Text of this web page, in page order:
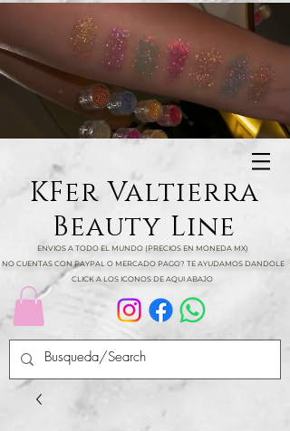
KFer Valtierra
Beauty Line
ENVIOS A TODO EL MUNDO (PRECIOS EN MONEDA MX)
NO CUENTAS CON PAYPAL O MERCADO PAGO? TE AYUDAMOS DANDOLE
CLICK A LOS ICONOS DE AQUI ABAJO